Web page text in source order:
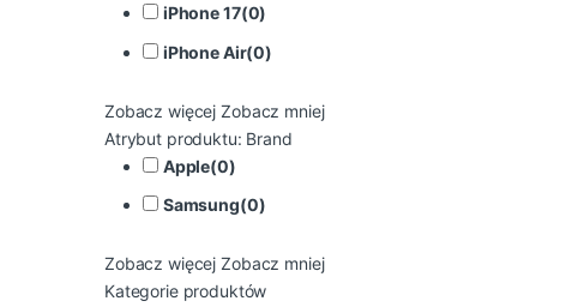
iPhone 17(0)
iPhone Air(0)
Zobacz więcej Zobacz mniej
Atrybut produktu: Brand
Apple(0)
Samsung(0)
Zobacz więcej Zobacz mniej
Kategorie produktów